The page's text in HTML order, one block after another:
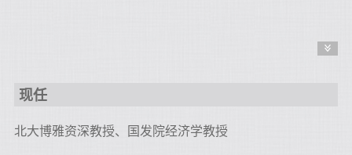
现任
北大博雅资深教授、国发院经济学教授